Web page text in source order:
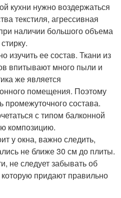
кухни нужно воздержаться
текстиля, агрессивная
наличии большого объема
ее состав. Ткани из
впитывают много пыли и
же является
помещения. Поэтому
промежуточного состава.
с типом балконной
композицию.
у окна, важно следить,
не ближе 30 см до плиты.
не следует забывать об
которую придают правильно